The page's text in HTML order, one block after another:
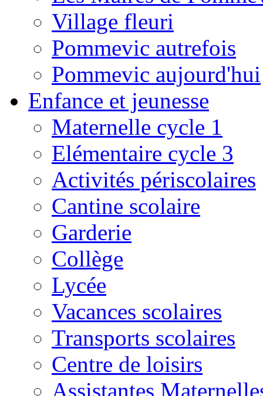
Village fleuri
Pommevic autrefois
Pommevic aujourd'hui
Enfance et jeunesse
Maternelle cycle 1
Elémentaire cycle 3
Activités périscolaires
Cantine scolaire
Garderie
Collège
Lycée
Vacances scolaires
Transports scolaires
Centre de loisirs
Assistantes